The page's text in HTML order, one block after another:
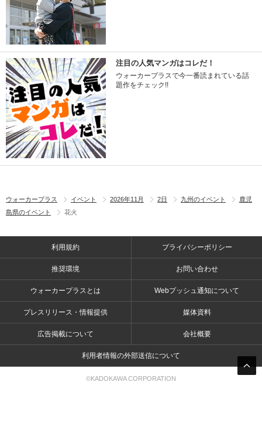
注目の人気マンガはコレだ！
ウォーカープラスで今一番読まれている話
題作をチェック!!
ウォーカープラス イベント 2026年11月 2日 九州のイベント
鹿児
島県のイベント
花火
利用規約 プライバシーポリシー
推奨環境 お問い合わせ
ウォーカープラスとは Webプッシュ通知について
プレスリリース・情報提供 媒体資料
広告掲載について 会社概要
利用者情報の外部送信について
©KADOKAWA CORPORATION